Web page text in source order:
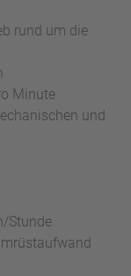
rund um die
Minute
und
Stunde